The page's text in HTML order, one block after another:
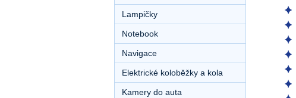
Lampičky
Notebook
Navigace
Elektrické koloběžky a kola
Kamery do auta